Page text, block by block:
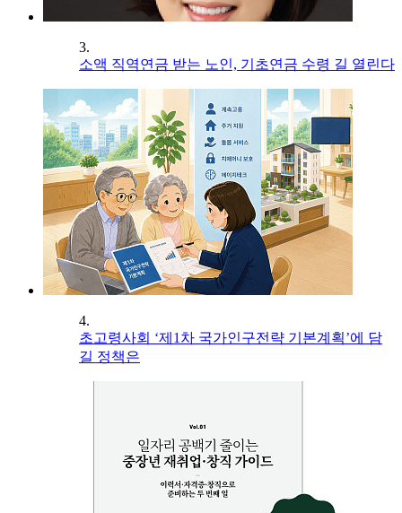
3.
소액 직역연금 받는 노인, 기초연금 수령 길 열린다
4.
초고령사회 ‘제1차 국가인구전략 기본계획’에 담
길 정책은